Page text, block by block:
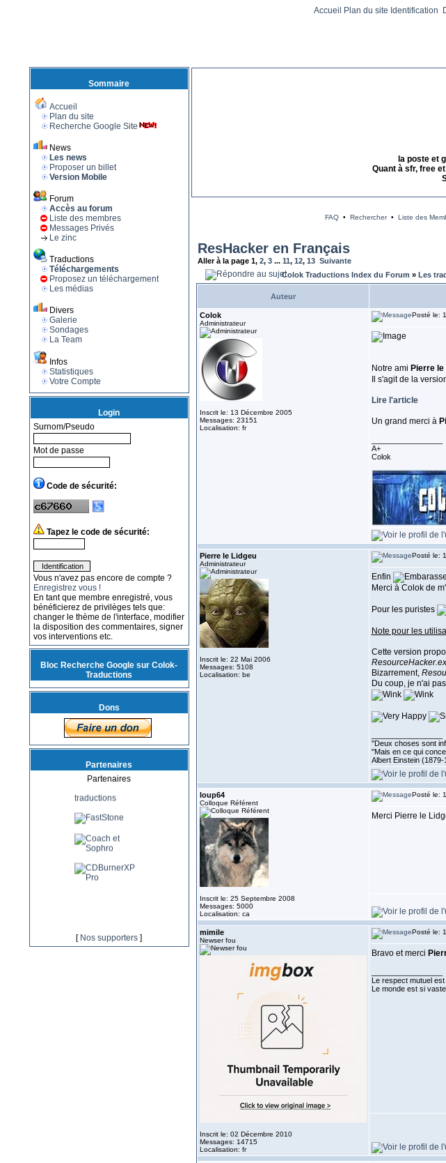
Accueil Plan du site Identification
Sommaire
Accueil
Plan du site
Recherche Google Site
News
Les news
Proposer un billet
Version Mobile
Forum
Accès au forum
Liste des membres
Messages Privés
Le zinc
Traductions
Téléchargements
Proposez un téléchargement
Les médias
Divers
Galerie
Sondages
La Team
Infos
Statistiques
Votre Compte
Login
Surnom/Pseudo
Mot de passe
Code de sécurité:
Tapez le code de sécurité:
Vous n'avez pas encore de compte ?
Enregistrez vous !
En tant que membre enregistré, vous
bénéficierez de privilèges tels que:
changer le thème de l'interface, modifier
la disposition des commentaires, signer
vos interventions etc.
Bloc Recherche Google sur Colok-
Traductions
Dons
Partenaires
Partenaires
[ Nos supporters ]
la poste et
Quant à sfr, free
FAQ• Rechercher• Liste des
ResHacker en Français
Aller à la page 1, 2, 3... 11, 12, 13 Suivante
Colok Traductions Index du Forum » Les
Auteur
Colok
Administrateur
Inscrit le: 13 Décembre 2005
Messages: 23151
Localisation: fr
Posté le:
Notre ami Pierre le
Il s'agit de la
Lire l'article
Un grand merci à
A+
Colok
Pierre le Lidgeu
Administrateur
Inscrit le: 22 Mai 2006
Messages: 5108
Localisation: be
Posté le:
Enfin
Merci à Colok de
Pour les puristes
Note pour les
Cette version
Bizarrement,
Du coup, je n'ai
''Deux choses sont
"Mais en ce qui
Albert Einstein (1879-
loup64
Colloque Référent
Inscrit le: 25 Septembre 2008
Messages: 5000
Localisation: ca
Posté le:
Merci Pierre le
mimile
Newser fou
Inscrit le: 02 Décembre 2010
Messages: 14715
Localisation: fr
Posté le:
Bravo et merci
Le respect mutuel
Le monde est si